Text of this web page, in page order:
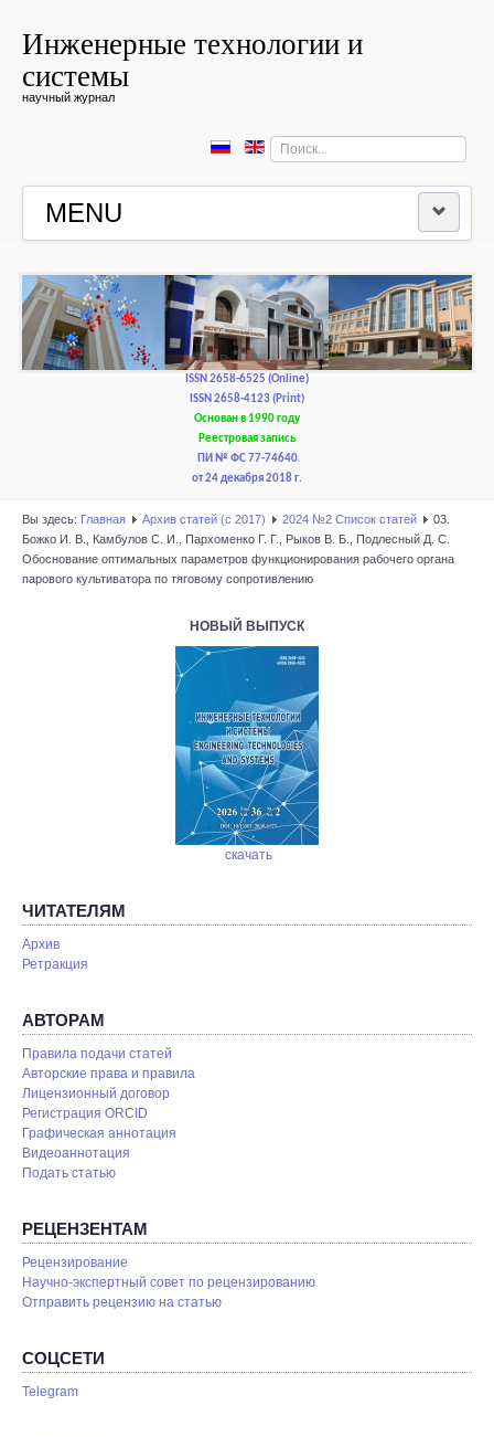
Инженерные технологии и
системы
научный журнал
Искать...
MENU
РЕДКОЛЛЕГИЯ
РЕДАКЦИОННАЯ ПОЛИТИКА И ЭТИКА
ISSN 2658-6525 (Online)
ISSN 2658-4123 (Print)
Основан в 1990 году
Реестровая запись
ПИ № ФС 77-74640
от 24 декабря 2018 г.
Вы здесь: Главная Архив статей (с 2017) 2024 №2 Список статей
03.
Божко И. В., Камбулов С. И., Пархоменко Г. Г., Рыков В. Б., Подлесный Д. С.
Обоснование оптимальных параметров функционирования рабочего органа
парового культиватора по тяговому сопротивлению
НОВЫЙ ВЫПУСК
скачать
ЧИТАТЕЛЯМ
Архив
Ретракция
АВТОРАМ
Правила подачи статей
Авторские права и правила
Лицензионный договор
Регистрация ORCID
Графическая аннотация
Видеоаннотация
Подать статью
РЕЦЕНЗЕНТАМ
Рецензирование
Научно-экспертный совет по рецензированию
Отправить рецензию на статью
СОЦСЕТИ
Telegram